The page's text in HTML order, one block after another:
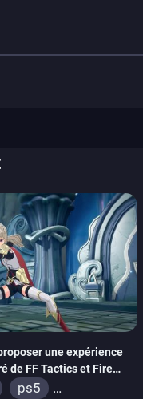
une expérience
de FF Tactics et Fire
ps5